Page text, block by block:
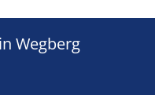
Wegberg